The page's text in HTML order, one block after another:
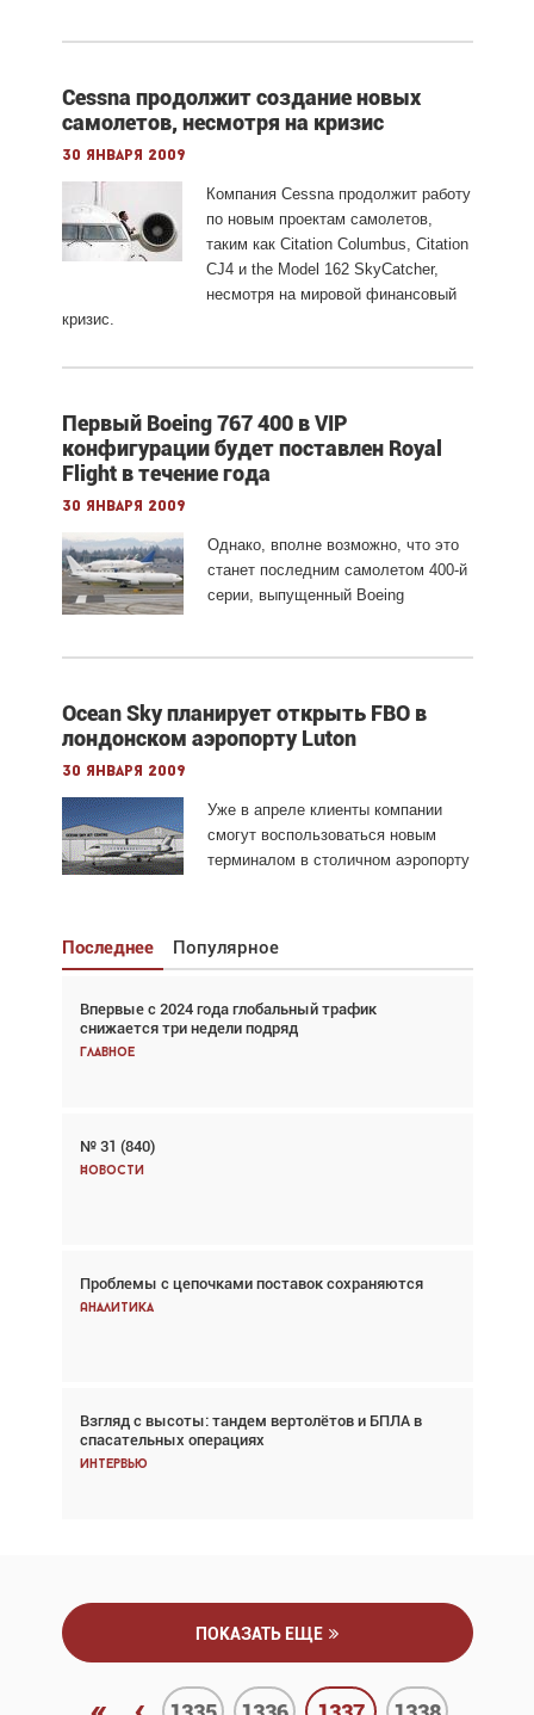
Cessna продолжит создание новых
самолетов, несмотря на кризис
30 января 2009
Компания Cessna продолжит работу
по новым проектам самолетов,
таким как Citation Columbus, Citation
CJ4 и the Model 162 SkyCatcher,
несмотря на мировой финансовый
кризис.
Первый Boeing 767 400 в VIP
конфигурации будет поставлен Royal
Flight в течение года
30 января 2009
Однако, вполне возможно, что это
станет последним самолетом 400-й
серии, выпущенный Boeing
Ocean Sky планирует открыть FBO в
лондонском аэропорту Luton
30 января 2009
Уже в апреле клиенты компании
смогут воспользоваться новым
терминалом в столичном аэропорту
Последнее Популярное
Впервые с 2024 года глобальный трафик
снижается три недели подряд
Главное
№ 31 (840)
Новости
Проблемы с цепочками поставок сохраняются
Аналитика
Взгляд с высоты: тандем вертолётов и БПЛА в
спасательных операциях
Интервью
Взгляд с высоты: тандем вертолётов и БПЛА в
спасательных операциях
Главное
Авиационный фотограф Дэйв Кох: «Фотография
говорит сама за себя... а ИИ всё портит»
Впервые с 2024 года глобальный трафик
снижается три недели подряд
Частный самолёт – это актив. Подходите к
покупке соответствующим образом
Интервью
ПОКАЗАТЬ ЕЩЕ